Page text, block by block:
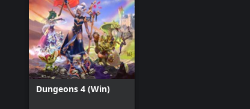
Dungeons 4 (Win)